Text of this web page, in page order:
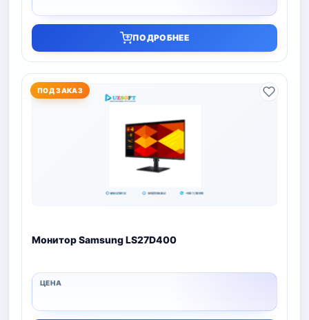
ПОДРОБНЕЕ
ПОД ЗАКАЗ
Монитор Samsung LS27D400